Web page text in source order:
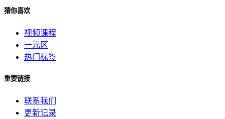
猜你喜欢
视频课程
一元区
热门标签
重要链接
联系我们
更新记录